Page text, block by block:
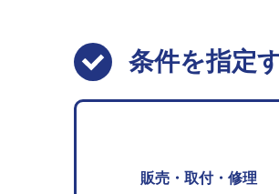
条件を指定
販売・取付・修理